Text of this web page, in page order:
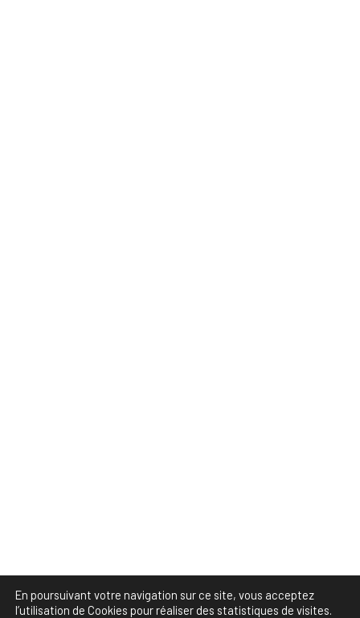
En poursuivant votre navigation sur ce site, vous acceptez
l’utilisation de Cookies pour réaliser des statistiques de visites.